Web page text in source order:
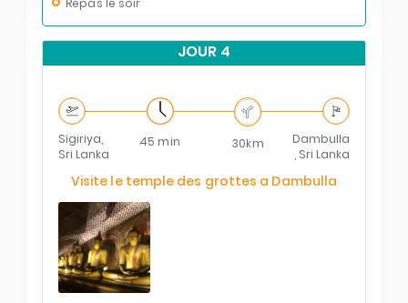
JOUR 4
45 min 30km
Sigiriya,
Sri Lanka
Dambulla
, Sri Lanka
Visite le temple des grottes a Dambulla